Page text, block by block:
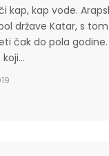
kap, kap vode.
države Katar, s
čak do pola godine.